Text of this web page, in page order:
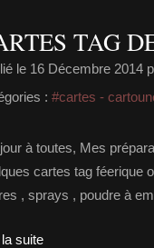
TAG
le 16 Décembre 2014
: #cartes -
à toutes, Mes
cartes tag féerique
, sprays , poudre à
suite